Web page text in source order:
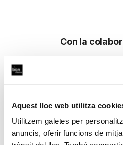
Aquest lloc web utilitza
Utilitzem galetes per
anuncis, oferir funcions de
Con la